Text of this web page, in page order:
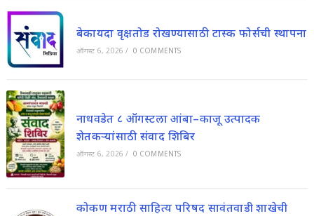
बेकायदा वृक्षतोड रोखण्यासाठी टास्क फोर्सची स्थापना
ऑगस्ट 6, 2026 / 0 COMMENTS
नाधवडेत ८ ऑगस्टला आंबा–काजू उत्पादक
शेतकऱ्यांसाठी संवाद शिबिर
ऑगस्ट 6, 2026 / 0 COMMENTS
कोकण मराठी साहित्य परिषद सावंतवाडी शाखेची